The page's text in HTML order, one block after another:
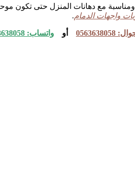
ومناسبة مع دهانات المنزل حتى
واجهات الدمام.
0563638058 أو واتساب: 0563638058